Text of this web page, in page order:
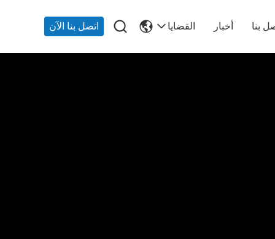
بنا أخبار القضايا اتصل بنا الآن 